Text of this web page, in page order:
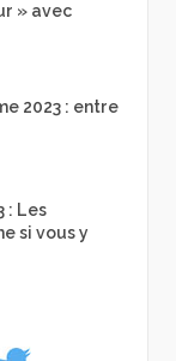
» avec
2023 : entre
: Les
si vous y